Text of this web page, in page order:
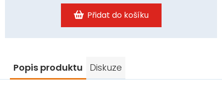
Přidat do košíku
Popis produktu Diskuze